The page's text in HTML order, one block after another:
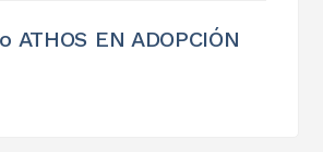
ATHOS EN ADOPCIÓN